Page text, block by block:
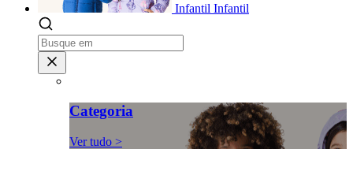
Infantil Infantil
Categoria
Ver tudo >